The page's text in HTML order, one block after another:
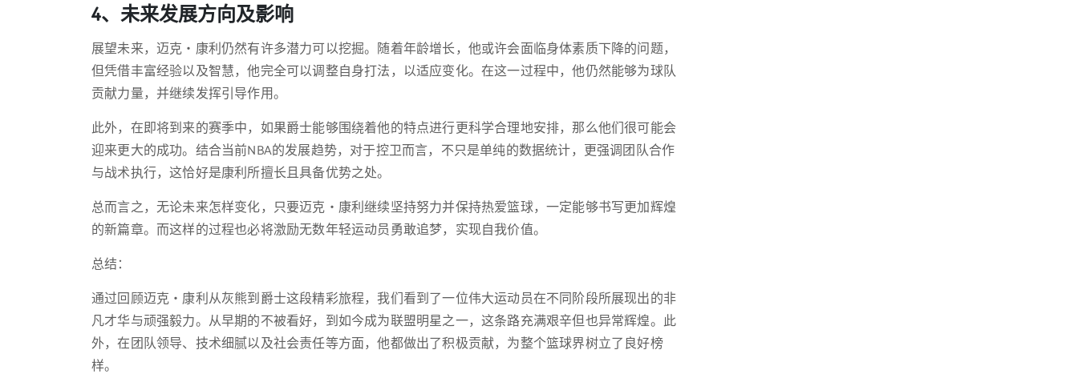
4、未来发展方向及影响
展望未来，迈克・康利仍然有许多潜力可以挖掘。随着年龄增长，他或许会面临身体素质下降的问题，
但凭借丰富经验以及智慧，他完全可以调整自身打法，以适应变化。在这一过程中，他仍然能够为球队
贡献力量，并继续发挥引导作用。
此外，在即将到来的赛季中，如果爵士能够围绕着他的特点进行更科学合理地安排，那么他们很可能会
迎来更大的成功。结合当前NBA的发展趋势，对于控卫而言，不只是单纯的数据统计，更强调团队合作
与战术执行，这恰好是康利所擅长且具备优势之处。
总而言之，无论未来怎样变化，只要迈克・康利继续坚持努力并保持热爱篮球，一定能够书写更加辉煌
的新篇章。而这样的过程也必将激励无数年轻运动员勇敢追梦，实现自我价值。
总结：
通过回顾迈克・康利从灰熊到爵士这段精彩旅程，我们看到了一位伟大运动员在不同阶段所展现出的非
凡才华与顽强毅力。从早期的不被看好，到如今成为联盟明星之一，这条路充满艰辛但也异常辉煌。此
外，在团队领导、技术细腻以及社会责任等方面，他都做出了积极贡献，为整个篮球界树立了良好榜
样。